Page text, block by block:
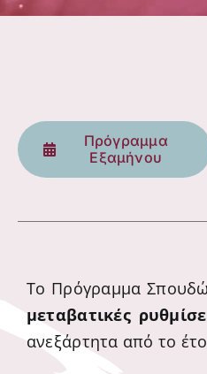
Πρόγραμμα
Εξαμήνου
Το Πρόγραμμα
μεταβατικές
ανεξάρτητα από το